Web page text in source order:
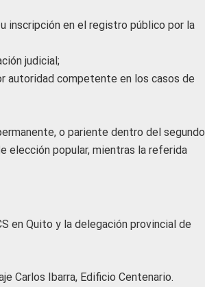
inscripción en el registro público por la
judicial;
autoridad competente en los casos de
o pariente dentro del segundo
elección popular, mientras la referida
en Quito y la delegación provincial de
Carlos Ibarra, Edificio Centenario.